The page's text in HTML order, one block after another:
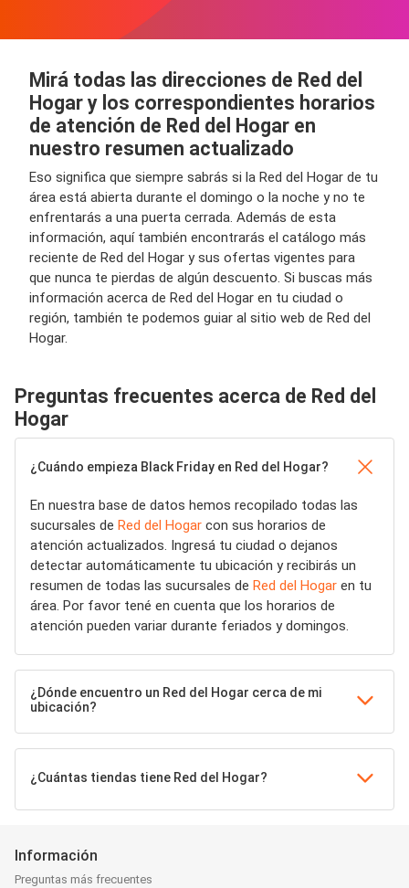
Mirá todas las direcciones de Red del
Hogar y los correspondientes horarios
de atención de Red del Hogar en
nuestro resumen actualizado
Eso significa que siempre sabrás si la Red del Hogar de tu
área está abierta durante el domingo o la noche y no te
enfrentarás a una puerta cerrada. Además de esta
información, aquí también encontrarás el catálogo más
reciente de Red del Hogar y sus ofertas vigentes para
que nunca te pierdas de algún descuento. Si buscas más
información acerca de Red del Hogar en tu ciudad o
región, también te podemos guiar al sitio web de Red del
Hogar.
Preguntas frecuentes acerca de Red del
Hogar
¿Cuándo empieza Black Friday en Red del Hogar?
En nuestra base de datos hemos recopilado todas las
sucursales de Red del Hogar con sus horarios de
atención actualizados. Ingresá tu ciudad o dejanos
detectar automáticamente tu ubicación y recibirás un
resumen de todas las sucursales de Red del Hogar en tu
área. Por favor tené en cuenta que los horarios de
atención pueden variar durante feriados y domingos.
¿Dónde encuentro un Red del Hogar cerca de mi
ubicación?
¿Cuántas tiendas tiene Red del Hogar?
Información
Preguntas más frecuentes